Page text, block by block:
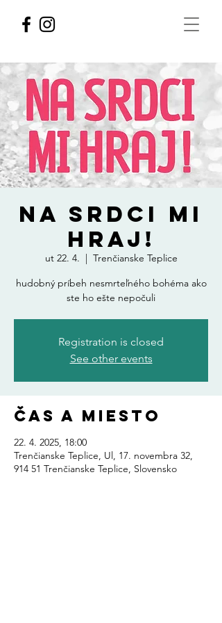
NA SRDCI MI
HRAJ!
ut 22. 4.
  |
Trenčianske Teplice
hudobný príbeh nesmrteľného bohéma ako
ste ho ešte nepočuli
Registration is closed
See other events
Čas a miesto
22. 4. 2025, 18:00
Trenčianske Teplice, Ul, 17. novembra 32,
914 51 Trenčianske Teplice, Slovensko